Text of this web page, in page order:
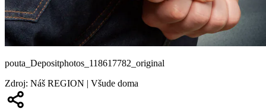
pouta_Depositphotos_118617782_original
Zdroj: Náš REGION | Všude doma